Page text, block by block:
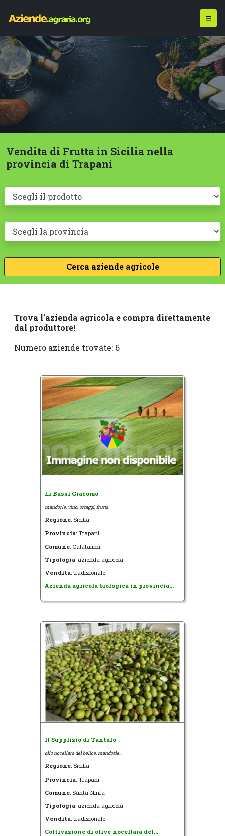
Vendita di Frutta in Sicilia nella
provincia di Trapani
Trova l'azienda agricola e compra direttamente
dal produttore!
Numero aziende trovate: 6
Li Bassi Giacomo
mandorle, vino, ortaggi, frutta
Regione: Sicilia
Provincia: Trapani
Comune: Calatafimi
Tipologia: azienda agricola
Vendita: tradizionale
Azienda agricola biologica in provincia...
Il Supplizio di Tantalo
olio nocellara del belice, mandorle...
Regione: Sicilia
Provincia: Trapani
Comune: Santa Ninfa
Tipologia: azienda agricola
Vendita: tradizionale
Coltivazione di olive nocellara del...